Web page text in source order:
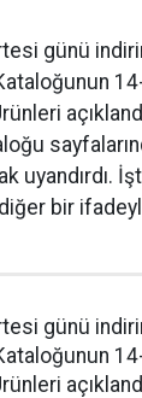
günü
uyandırdı.
bir
günü